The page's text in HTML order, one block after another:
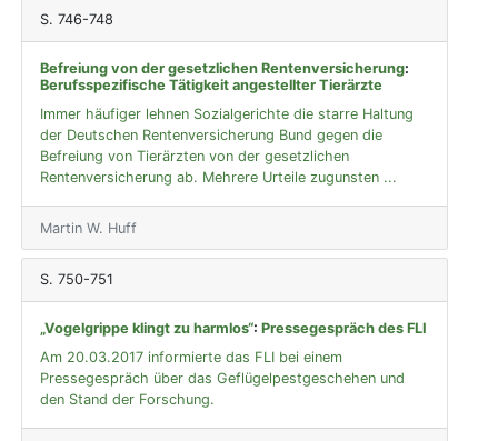
S. 746-748
Befreiung von der gesetzlichen Rentenversicherung:
Berufsspezifische Tätigkeit angestellter Tierärzte
Immer häufiger lehnen Sozialgerichte die starre Haltung
der Deutschen Rentenversicherung Bund gegen die
Befreiung von Tierärzten von der gesetzlichen
Rentenversicherung ab. Mehrere Urteile zugunsten ...
Martin W. Huff
S. 750-751
„Vogelgrippe klingt zu harmlos“:Pressegespräch des FLI
Am 20.03.2017 informierte das FLI bei einem
Pressegespräch über das Geflügelpestgeschehen und
den Stand der Forschung.